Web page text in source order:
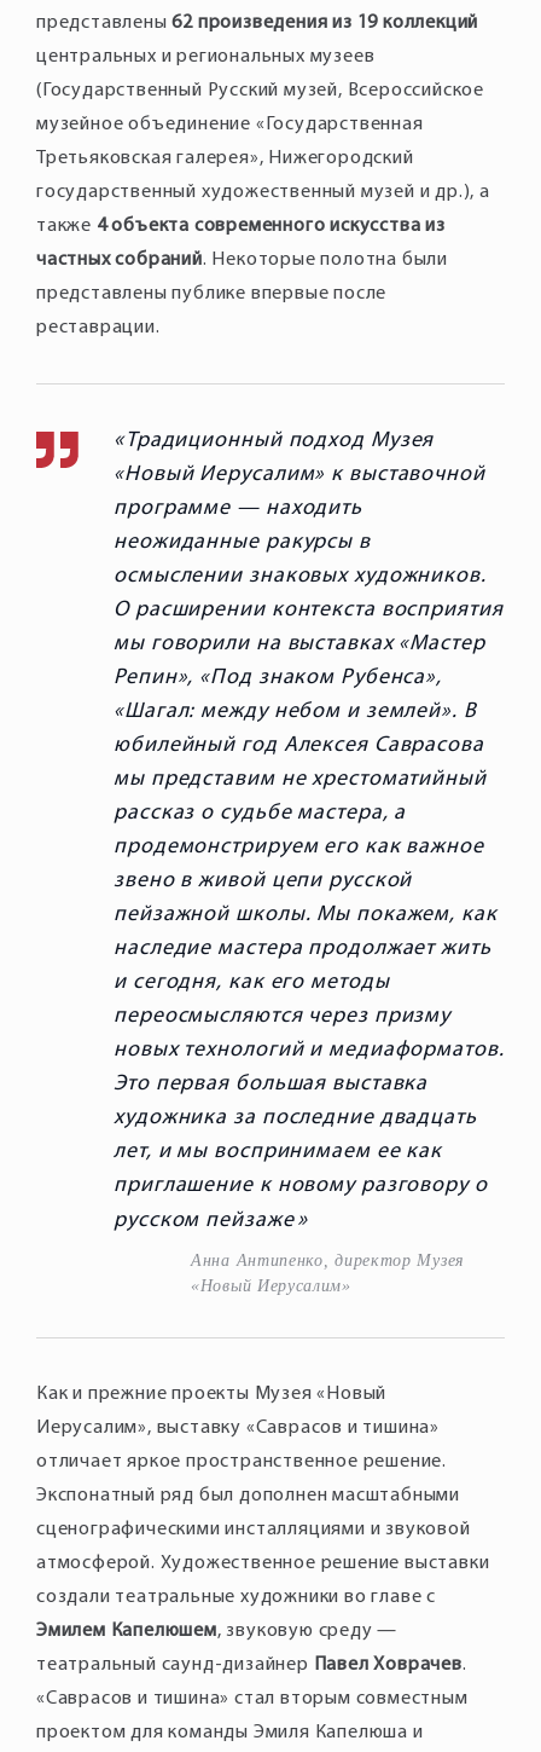
представлены62 произведения из 19 коллекций
центральных и региональных музеев
(Государственный Русский музей, Всероссийское
музейное объединение «Государственная
Третьяковская галерея», Нижегородский
государственный художественный музей и др.), а
также 4 объекта современного искусства из
частных собраний. Некоторые полотна были
представлены публике впервые после
реставрации.
Анна Антипенко, директор Музея
«Новый Иерусалим»
Традиционный подход Музея
«Новый Иерусалим» к выставочной
программе — находить
неожиданные ракурсы в
осмыслении знаковых художников.
О расширении контекста восприятия
мы говорили на выставках «Мастер
Репин», «Под знаком Рубенса»,
«Шагал: между небом и землей». В
юбилейный год Алексея Саврасова
мы представим не хрестоматийный
рассказ о судьбе мастера, а
продемонстрируем его как важное
звено в живой цепи русской
пейзажной школы. Мы покажем, как
наследие мастера продолжает жить
и сегодня, как его методы
переосмысляются через призму
новых технологий и медиаформатов.
Это первая большая выставка
художника за последние двадцать
лет, и мы воспринимаем ее как
приглашение к новому разговору о
русском пейзаже
Как и прежние проекты Музея «Новый
Иерусалим», выставку «Саврасов и тишина»
отличает яркое пространственное решение.
Экспонатный ряд был дополнен масштабными
сценографическими инсталляциями и звуковой
атмосферой. Художественное решение выставки
создали театральные художники во главе с
Эмилем Капелюшем, звуковую среду —
театральный саунд-дизайнер
Павел Ховрачев.
«Саврасов и тишина» стал вторым совместным
проектом для команды Эмиля Капелюша и